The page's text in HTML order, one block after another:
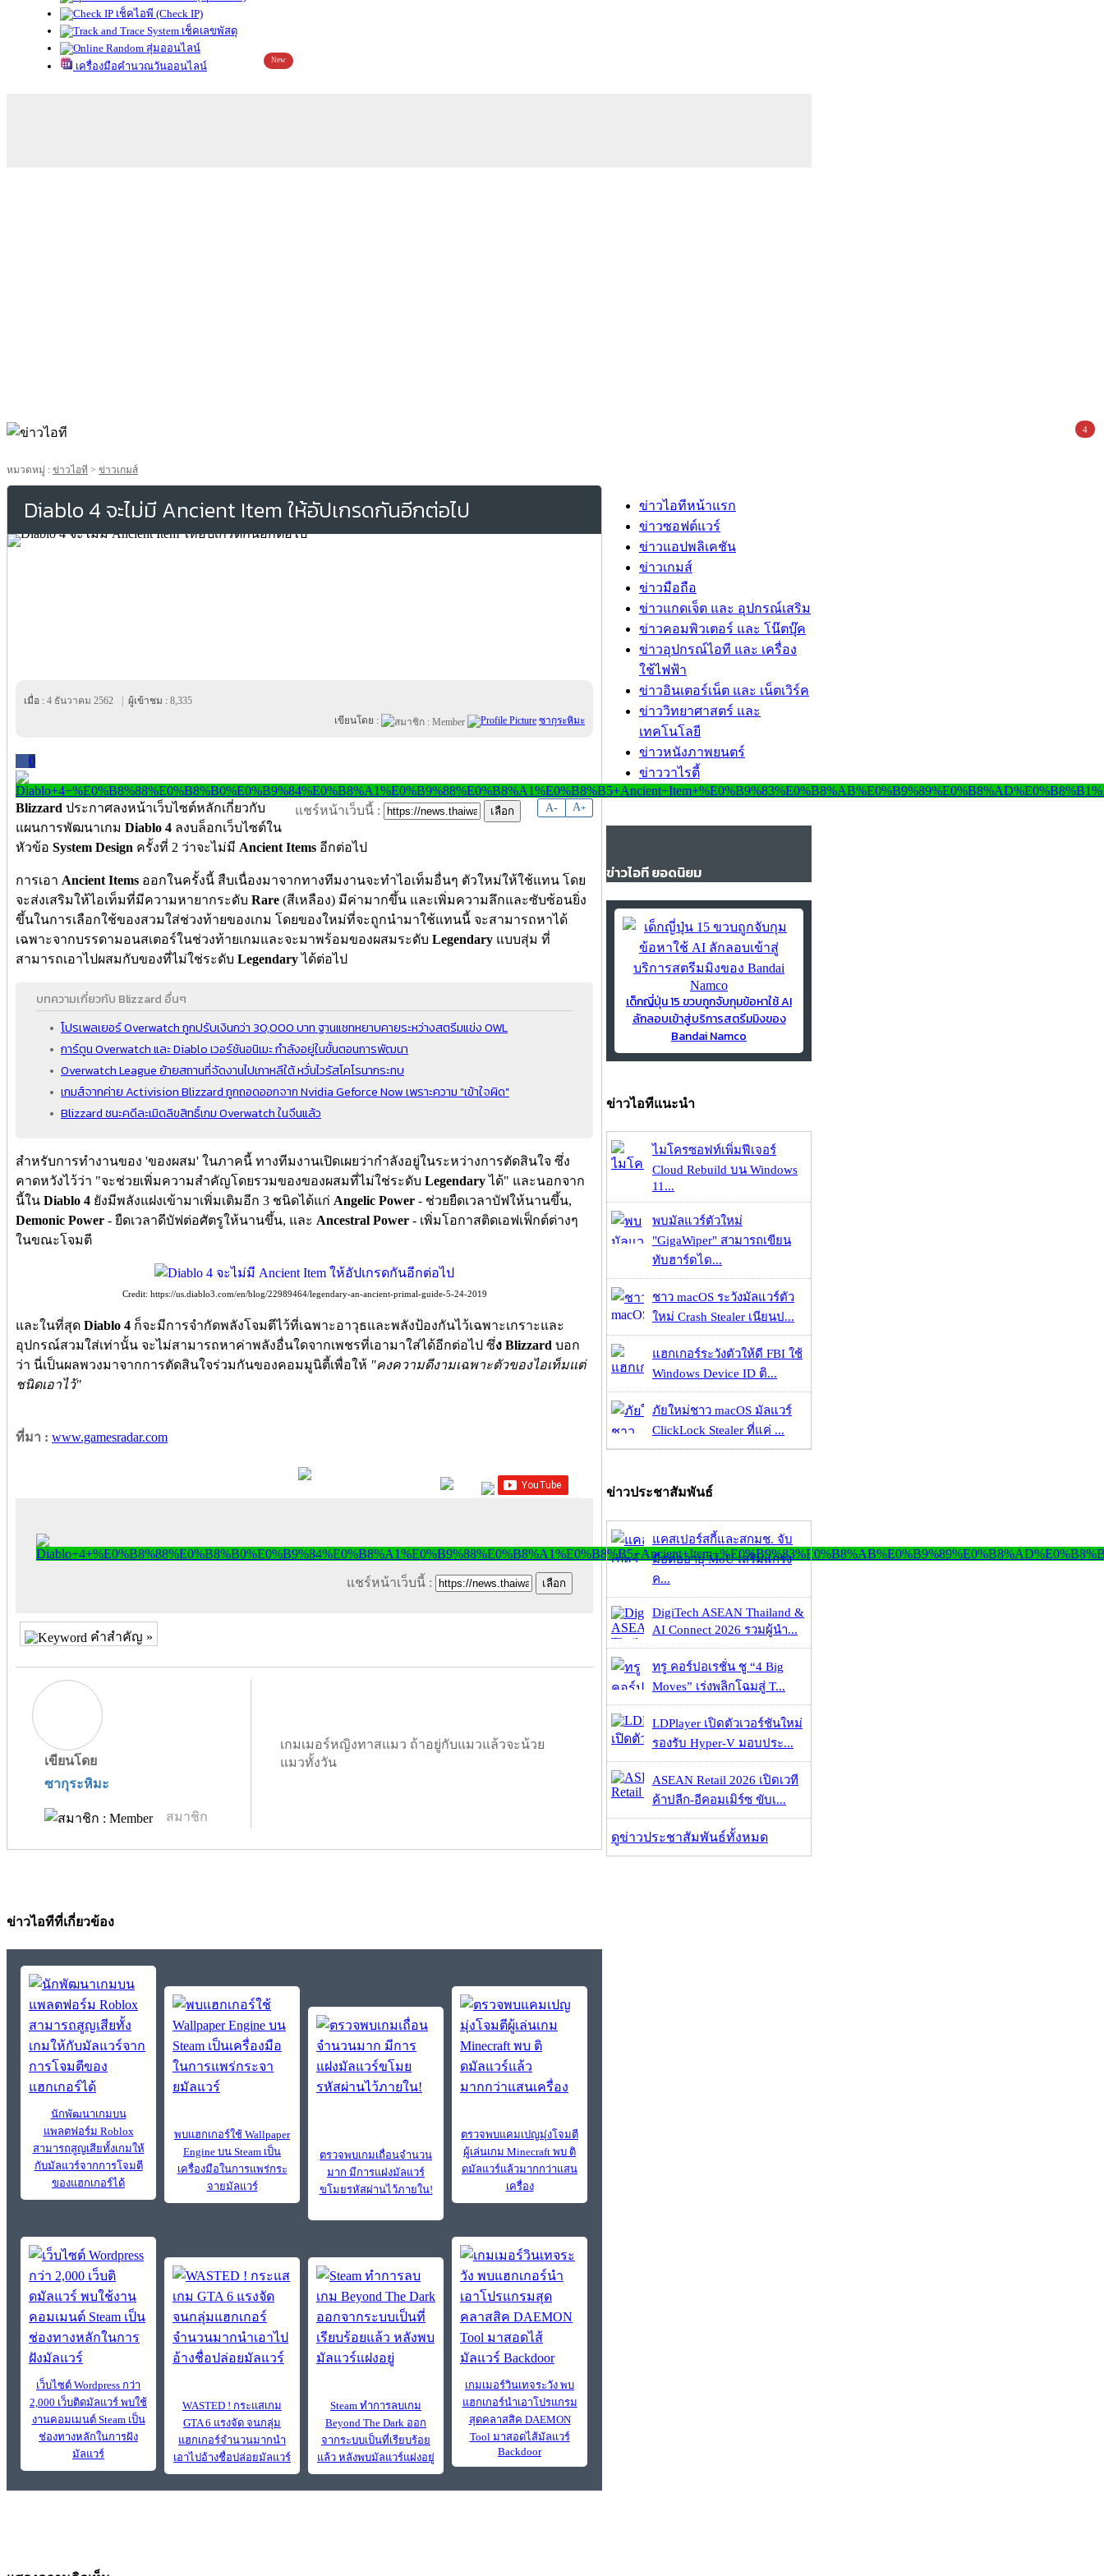
เช็คไอพี (Check IP)
เช็คเลขพัสดุ
สุ่มออนไลน์
เครื่องมือคำนวณวันออนไลน์
New
หมวดหมู่ : ข่าวไอที > ข่าวเกมส์
Diablo 4 จะไม่มี Ancient Item ให้อัปเกรดกันอีกต่อไป
เมื่อ : 4 ธันวาคม 2562 ผู้เข้าชม : 8,335
เขียนโดย :
ซากุระหิมะ
0
A- A+
แชร์หน้าเว็บนี้ :
Blizzard ประกาศลงหน้าเว็บไซต์หลักเกี่ยวกับ
แผนการพัฒนาเกม Diablo 4 ลงบล็อกเว็บไซต์ใน
หัวข้อ System Design ครั้งที่ 2 ว่าจะไม่มี Ancient Items อีกต่อไป
การเอา Ancient Items ออกในครั้งนี้ สืบเนื่องมาจากทางทีมงานจะทำไอเท็มอื่นๆ ตัวใหม่ให้ใช้แทน โดย
จะส่งเสริมให้ไอเท็มที่มีความหายากระดับ Rare (สีเหลือง) มีค่ามากขึ้น และเพิ่มความลึกและซับซ้อนยิ่ง
ขึ้นในการเลือกใช้ของสวมใส่ช่วงท้ายของเกม โดยของใหม่ที่จะถูกนำมาใช้แทนนี้ จะสามารถหาได้
เฉพาะจากบรรดามอนสเตอร์ในช่วงท้ายเกมและจะมาพร้อมของผสมระดับ Legendary แบบสุ่ม ที่
สามารถเอาไปผสมกับของที่ไม่ใช่ระดับ Legendaryได้ต่อไป
บทความเกี่ยวกับ Blizzard อื่นๆ
โปรเพลเยอร์ Overwatch ถูกปรับเงินกว่า 30,000 บาท ฐานแชทหยาบคายระหว่างสตรีมแข่ง OWL
การ์ตูน Overwatch และ Diablo เวอร์ชันอนิเมะ กำลังอยู่ในขั้นตอนการพัฒนา
Overwatch League ย้ายสถานที่จัดงานไปเกาหลีใต้ หวั่นไวรัสโคโรนากระทบ
เกมส์จากค่าย Activision Blizzard ถูกถอดออกจาก Nvidia Geforce Now เพราะความ "เข้าใจผิด"
Blizzard ชนะคดีละเมิดลิขสิทธิ์เกม Overwatch ในจีนแล้ว
สำหรับการทำงานของ 'ของผสม' ในภาคนี้ ทางทีมงานเปิดเผยว่ากำลังอยู่ในระหว่างการตัดสินใจ ซึ่ง
คาดหวังไว้ว่า "จะช่วยเพิ่มความสำคัญโดยรวมของของผสมที่ไม่ใช่ระดับ Legendaryได้" และนอกจาก
นี้ใน Diablo 4 ยังมีพลังแฝงเข้ามาเพิ่มเติมอีก 3 ชนิดได้แก่ Angelic Power - ช่วยยืดเวลาบัฟให้นานขึ้น,
Demonic Power - ยืดเวลาดีบัฟต่อศัตรูให้นานขึ้น, และ Ancestral Power - เพิ่มโอกาสติดเอฟเฟ็กต์ต่างๆ
ในขณะโจมตี
Credit: https://us.diablo3.com/en/blog/22989464/legendary-an-ancient-primal-guide-5-24-2019
และในที่สุด Diablo 4 ก็จะมีการจำกัดพลังโจมตีไว้ที่เฉพาะอาวุธและพลังป้องกันไว้เฉพาะเกราะและ
อุปกรณ์สวมใส่เท่านั้น จะไม่สามารถหาค่าพลังอื่นใดจากเพชรที่เอามาใส่ได้อีกต่อไป ซึ่ง Blizzard บอก
ว่า นี่เป็นผลพวงมาจากการตัดสินใจร่วมกันของคอมมูนิตี้เพื่อให้ "คงความดีงามเฉพาะตัวของไอเท็มแต่
ชนิดเอาไว้"
ที่มา : www.gamesradar.com
แชร์หน้าเว็บนี้ :
คำสำคัญ »
เขียนโดย
ซากุระหิมะ
สมาชิก
เกมเมอร์หญิงทาสแมว ถ้าอยู่กับแมวแล้วจะน้วย
แมวทั้งวัน
ข่าวไอทีที่เกี่ยวข้อง
นักพัฒนาเกมบน
แพลตฟอร์ม Roblox
สามารถสูญเสียทั้งเกมให้
กับมัลแวร์จากการโจมตี
ของแฮกเกอร์ได้
พบแฮกเกอร์ใช้ Wallpaper
Engine บน Steam เป็น
เครื่องมือในการแพร่กระ
จายมัลแวร์
ตรวจพบเกมเถื่อนจำนวน
มาก มีการแฝงมัลแวร์
ขโมยรหัสผ่านไว้ภายใน!
ตรวจพบแคมเปญมุ่งโจมตี
ผู้เล่นเกม Minecraft พบ ติ
ดมัลแวร์แล้วมากกว่าแสน
เครื่อง
เว็บไซต์ Wordpress กว่า
2,000 เว็บติดมัลแวร์ พบใช้
งานคอมเมนต์ Steam เป็น
ช่องทางหลักในการฝัง
มัลแวร์
WASTED ! กระแสเกม
GTA 6 แรงจัด จนกลุ่ม
แฮกเกอร์จำนวนมากนำ
เอาไปอ้างชื่อปล่อยมัลแวร์
Steam ทำการลบเกม
Beyond The Dark ออก
จากระบบเป็นที่เรียบร้อย
แล้ว หลังพบมัลแวร์แฝงอยู่
เกมเมอร์วินเทจระวัง พบ
แฮกเกอร์นำเอาโปรแกรม
สุดคลาสสิค DAEMON
Tool มาสอดไส้มัลแวร์
Backdoor
ข่าวไอทีหน้าแรก
ข่าวซอฟต์แวร์
ข่าวแอปพลิเคชัน
ข่าวเกมส์
ข่าวมือถือ
ข่าวแกดเจ็ต และ อุปกรณ์เสริม
ข่าวคอมพิวเตอร์ และ โน๊ตบุ๊ค
ข่าวอุปกรณ์ไอที และ เครื่อง
ใช้ไฟฟ้า
ข่าวอินเตอร์เน็ต และ เน็ตเวิร์ค
ข่าววิทยาศาสตร์ และ
เทคโนโลยี
ข่าวหนังภาพยนตร์
ข่าววาไรตี้
ข่าวไอที ยอดนิยม
เด็กญี่ปุ่น 15 ขวบถูกจับกุมข้อหาใช้ AI
ลักลอบเข้าสู่บริการสตรีมมิงของ
Bandai Namco
ข่าวไอทีแนะนำ
ไมโครซอฟท์เพิ่มฟีเจอร์
Cloud Rebuild บน Windows
11...
พบมัลแวร์ตัวใหม่
"GigaWiper" สามารถเขียน
ทับฮาร์ดได...
ชาว macOS ระวังมัลแวร์ตัว
ใหม่ Crash Stealer เนียนป...
แฮกเกอร์ระวังตัวให้ดี FBI ใช้
Windows Device ID ติ...
ภัยใหม่ชาว macOS มัลแวร์
ClickLock Stealer ที่แค่ ...
ข่าวประชาสัมพันธ์
แคสเปอร์สกี้และสกมช. จับ
มือต่ออายุ MoU เสริมแกร่ง
ค...
DigiTech ASEAN Thailand &
AI Connect 2026 รวมผู้นำ...
ทรู คอร์ปอเรชั่น ชู “4 Big
Moves” เร่งพลิกโฉมสู่ T...
LDPlayer เปิดตัวเวอร์ชันใหม่
รองรับ Hyper-V มอบประ...
ASEAN Retail 2026 เปิดเวที
ค้าปลีก-อีคอมเมิร์ซ ขับเ...
ดูข่าวประชาสัมพันธ์ทั้งหมด
4